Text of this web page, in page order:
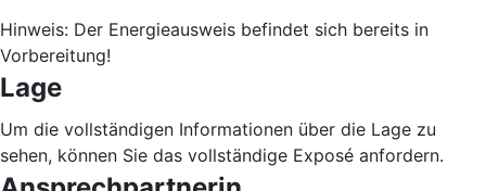
Hinweis: Der Energieausweis befindet sich bereits in
Vorbereitung!
Lage
Um die vollständigen Informationen über die Lage zu
sehen, können Sie das vollständige Exposé anfordern.